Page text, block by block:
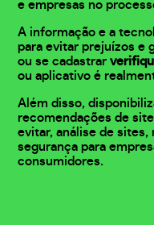
e empresas no
A informação e a
para evitar prejuízos e
ou se cadastrar
ou aplicativo é
Além disso,
recomendações de
evitar, análise de sites,
segurança para
consumidores.